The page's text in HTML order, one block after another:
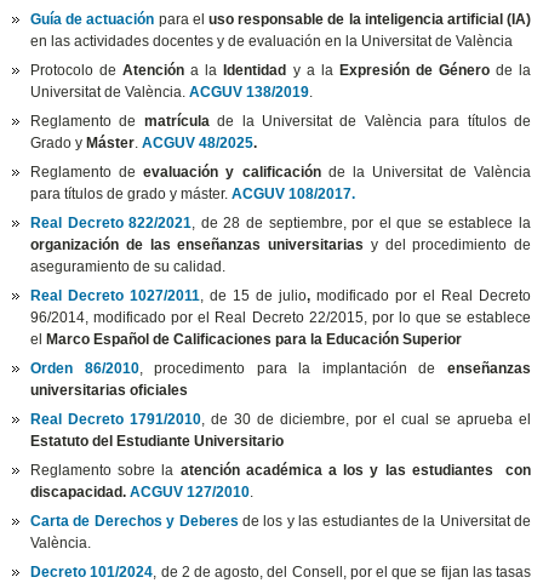
Guía de actuación para el uso responsable de la inteligencia artificial (IA)
en las actividades docentes y de evaluación en la Universitat de València
Protocolo deAtención a laIdentidad y a la Expresión de Génerode la
Universitat de València.ACGUV 138/2019.
Reglamento de matrículade la Universitat de València para títulos de
Grado yMáster.ACGUV 48/2025.
Reglamento deevaluación y calificaciónde la Universitat de València
para títulos de grado y máster.ACGUV 108/2017.
Real Decreto 822/2021, de 28 de septiembre, por el que se establece la
organización de las enseñanzas universitarias y del procedimiento de
aseguramiento de su calidad.
Real Decreto 1027/2011, de 15 de julio, modificado por el Real Decreto
96/2014, modificado por el Real Decreto 22/2015, por lo que se establece
elMarco Español de Calificaciones para la Educación Superior
Orden 86/2010, procedimento para la implantación deenseñanzas
universitarias oficiales
Real Decreto 1791/2010, de 30 de diciembre, por el cual se aprueba el
Estatuto del Estudiante Universitario
Reglamento sobre la atención académica a los y las estudiantes con
discapacidad. ACGUV 127/2010.
Carta de Derechos y Deberes de los y las estudiantes de la Universitat de
València.
Decreto 101/2024, de 2 de agosto, del Consell, por el que se fijan las tasas